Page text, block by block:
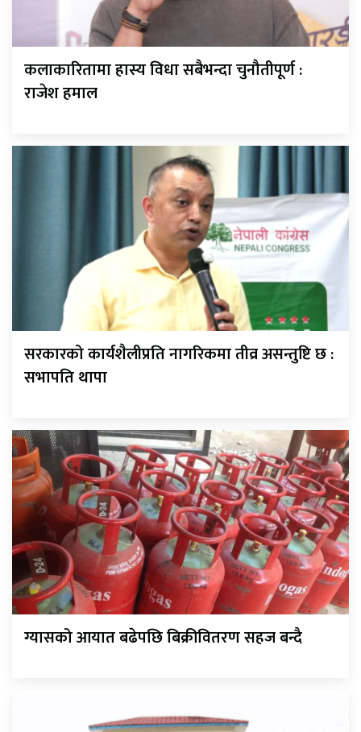
कलाकारितामा हास्य विधा सबैभन्दा चुनौतीपूर्ण :
राजेश हमाल
सरकारको कार्यशैलीप्रति नागरिकमा तीव्र असन्तुष्टि छ :
सभापति थापा
ग्यासको आयात बढेपछि बिक्रीवितरण सहज बन्दै